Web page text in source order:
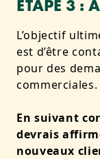
ÉTAPE 3 :
L’objectif
est d’être
pour des
commerciales.
En suivant
devrais
nouveaux